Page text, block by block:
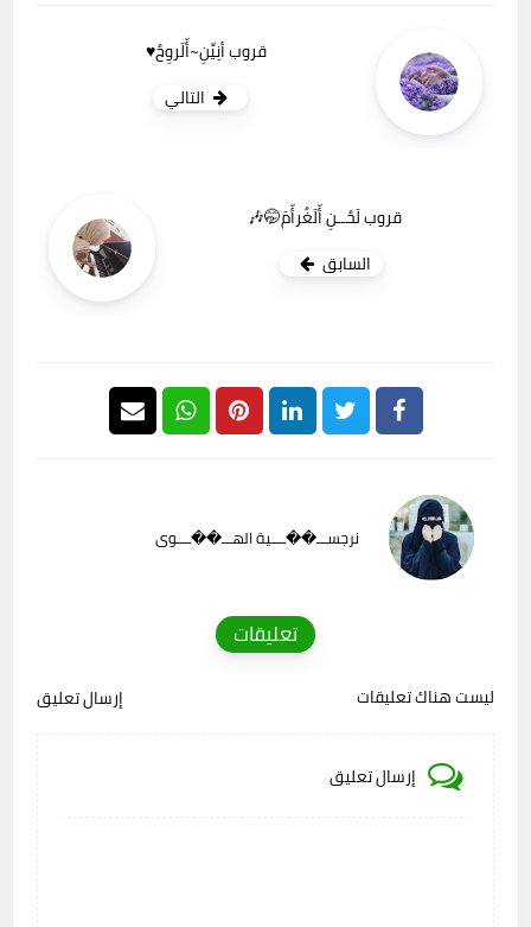
قروب أنِيِّنِ~أّلَروِحٌ♥️
التالي
قروب لَحٌــنِ أّلَغٌرأّمَ🤭🎶
السابق
نرجســـ��ــــية الهـــ��ــــوى
تعليقات
ليست هناك تعليقات إرسال تعليق
إرسال تعليق